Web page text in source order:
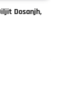
Dosanjh,